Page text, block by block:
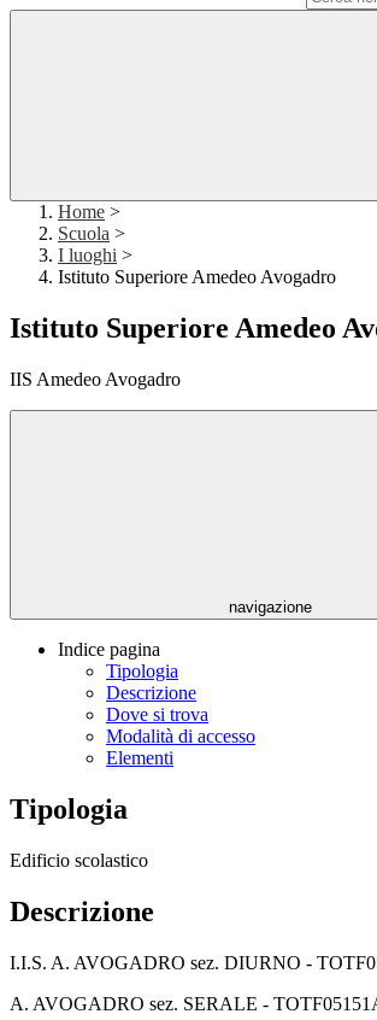
Home >
Scuola >
I luoghi >
Istituto Superiore Amedeo Avogadro
Istituto Superiore Amedeo
IIS Amedeo Avogadro
navigazione
Indice pagina
Tipologia
Descrizione
Dove si trova
Modalità di accesso
Elementi
Tipologia
Edificio scolastico
Descrizione
I.I.S. A. AVOGADRO sez. DIURNO -
A. AVOGADRO sez. SERALE -